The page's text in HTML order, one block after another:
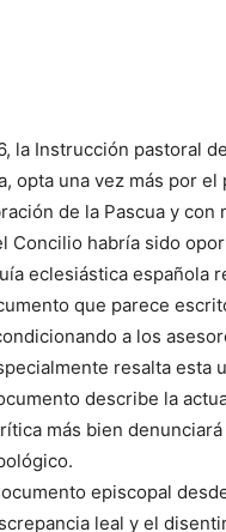
la Instrucción pastoral
opta una vez más por
de la Pascua y
Concilio habría sido
eclesiástica española
que parece
a los
resalta esta
describe la
más bien
episcopal
leal y el